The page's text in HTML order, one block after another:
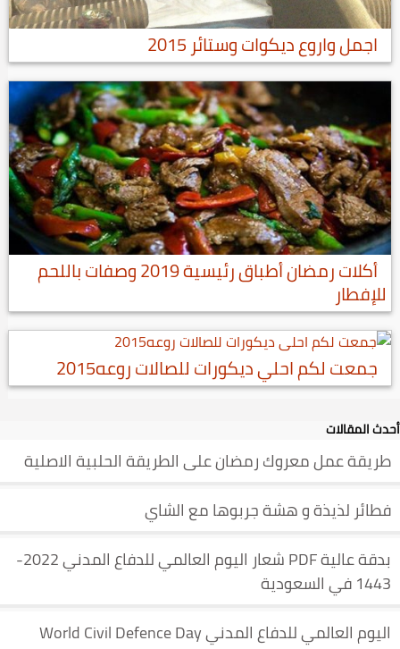
اجمل واروع ديكوات وستائر 2015
أكلات رمضان أطباق رئيسية 2019 وصفات باللحم
للإفطار
جمعت لكم احلي ديكورات للصالات روعه2015
أحدث المقالات
طريقة عمل معروك رمضان على الطريقة الحلبية الاصلية
فطائر لذيذة و هشة جربوها مع الشاي
بدقة عالية PDF شعار اليوم العالمي للدفاع المدني 2022-
1443 في السعودية
اليوم العالمي للدفاع المدني World Civil Defence Day